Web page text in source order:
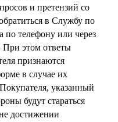
и претензий со
в Службу по
по телефону или через
При этом ответы
признаются
в случае их
указанный
будут стараться
достижении